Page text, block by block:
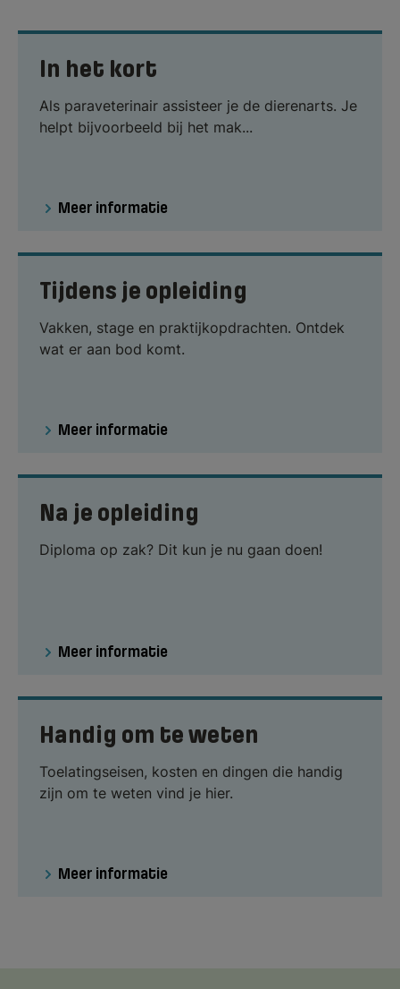
In het kort
Als paraveterinair assisteer je de dierenarts. Je
helpt bijvoorbeeld bij het mak...
Meer informatie
Tijdens je opleiding
Vakken, stage en praktijkopdrachten. Ontdek
wat er aan bod komt.
Meer informatie
Na je opleiding
Diploma op zak? Dit kun je nu gaan doen!
Meer informatie
Handig om te weten
Toelatingseisen, kosten en dingen die handig
zijn om te weten vind je hier.
Meer informatie